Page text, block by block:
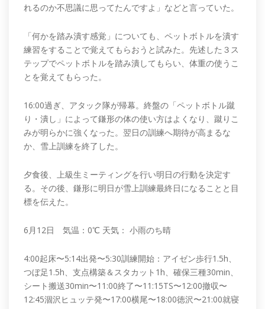
れるのか不思議に思ってたんですよ」などと言っていた。
「何かを踏み潰す感覚」についても、ペットボトルを潰す
練習をすることで覚えてもらおうと試みた。先述した３ス
テップでペットボトルを踏み潰してもらい、体重の使うこ
とを覚えてもらった。
16:00過ぎ、アタック隊が帰幕。終盤の「ペットボトル蹴
り・潰し」によって鎌形の体の使い方はよくなり、蹴りこ
みが明らかに強くなった。翌日の訓練へ期待が高まるな
か、雪上訓練を終了した。
夕食後、上級生ミーティングを行い明日の行動を決定す
る。その後、鎌形に明日が雪上訓練最終日になることと目
標を伝えた。
6月12日 気温：0℃ 天気： 小雨のち晴
4:00起床〜5:14出発〜5:30訓練開始：アイゼン歩行1.5h、
つぼ足1.5h、支点構築＆スタカット1h、確保三種30min、
シート搬送30min〜11:00終了〜11:15TS〜12:00撤収〜
12:45涸沢ヒュッテ発〜17:00横尾〜18:00徳沢〜21:00就寝